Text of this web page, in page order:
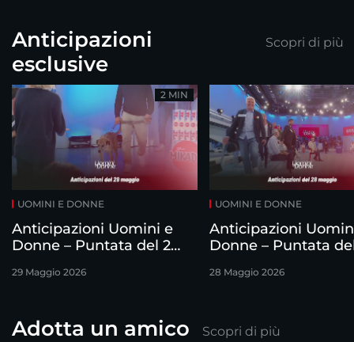
Anticipazioni
esclusive
Scopri di più
UOMINI E DONNE
Anticipazioni Uomini e
Donne – Puntata del 29
29 Maggio 2026
2 MIN
UOMINI E DONNE
Anticipazioni
Donne – Puntata
28 Maggio 2026
Adotta un amico Scopri di più